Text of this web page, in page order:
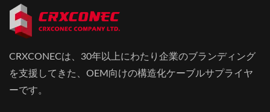
CRXCONECは、30年以上にわたり企業のブランディング
を支援してきた、OEM向けの構造化ケーブルサプライヤ
ーです。